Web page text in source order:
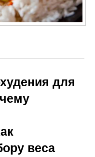
для
веса